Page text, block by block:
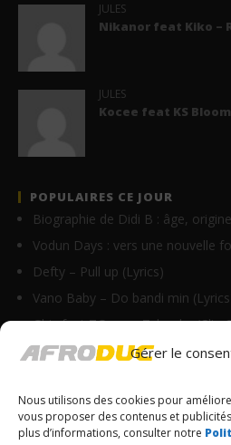
Gérer le
Nous utilisons des cookies pour
vous proposer des contenus et
plus d’informations, consulter notre
JULES
Nikanor feat Kiko –
JULES
Kocee feat KS
POPULAIRES CE JOUR
Biographie de Didi B : âge,
Vodun Days : vers une nouvelle
Defty – Pull up (Lyrics)
Vano Baby – Do bandi min
Ghix feat TGang – Tchouka (Clip
Tyaf – Chérie Pam (Clip Officiel)
Goulam – C’est confirmé (Lyrics)
3xdavs feat Didi B – Bodoingadai